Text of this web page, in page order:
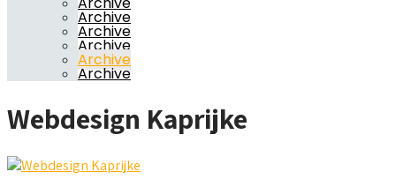
Archive
Archive
Archive
Archive
Archive
Webdesign Kaprijke